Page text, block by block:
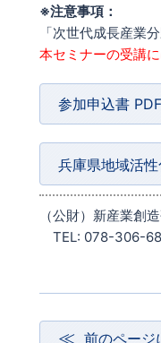
※注意事項：
「次世代成長産業
本セミナーの受講
参加申込書 PDF
兵庫県地域活
（公財）新産業創
TEL: 078-306-
前のページ